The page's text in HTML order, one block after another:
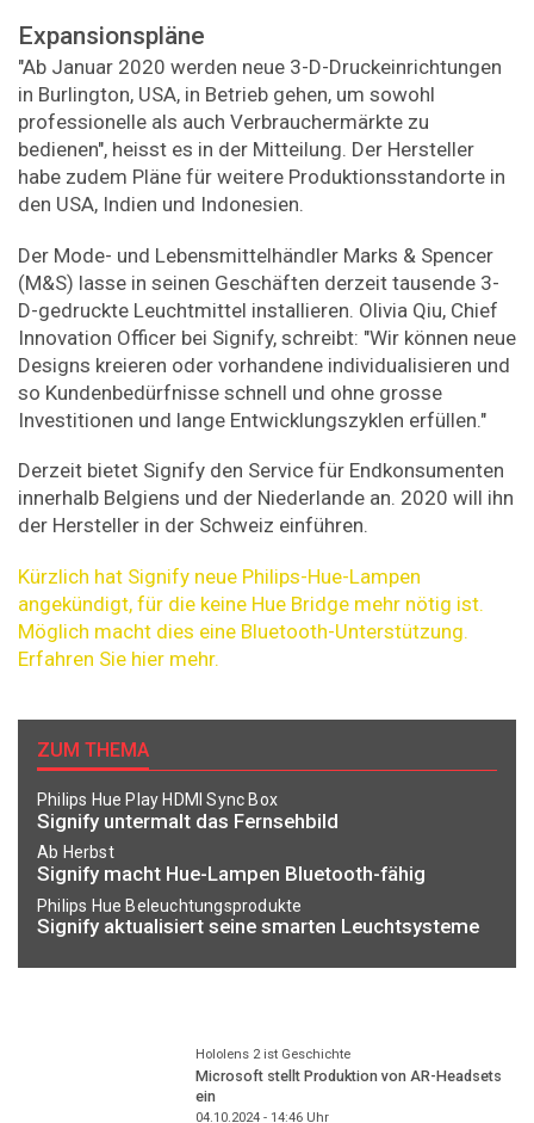
Expansionspläne
"Ab Januar 2020 werden neue 3-D-Druckeinrichtungen
in Burlington, USA, in Betrieb gehen, um sowohl
professionelle als auch Verbrauchermärkte zu
bedienen", heisst es in der Mitteilung. Der Hersteller
habe zudem Pläne für weitere Produktionsstandorte in
den USA, Indien und Indonesien.
Der Mode- und Lebensmittelhändler Marks & Spencer
(M&S) lasse in seinen Geschäften derzeit tausende 3-
D-gedruckte Leuchtmittel installieren. Olivia Qiu, Chief
Innovation Officer bei Signify, schreibt: "Wir können neue
Designs kreieren oder vorhandene individualisieren und
so Kundenbedürfnisse schnell und ohne grosse
Investitionen und lange Entwicklungszyklen erfüllen."
Derzeit bietet Signify den Service für Endkonsumenten
innerhalb Belgiens und der Niederlande an. 2020 will ihn
der Hersteller in der Schweiz einführen.
Kürzlich hat Signify neue Philips-Hue-Lampen
angekündigt, für die keine Hue Bridge mehr nötig ist.
Möglich macht dies eine Bluetooth-Unterstützung.
Erfahren Sie hier mehr.
ZUM THEMA
Philips Hue Play HDMI Sync Box
Signify untermalt das Fernsehbild
Ab Herbst
Signify macht Hue-Lampen Bluetooth-fähig
Philips Hue Beleuchtungsprodukte
Signify aktualisiert seine smarten Leuchtsysteme
Hololens 2 ist Geschichte
Microsoft stellt Produktion von AR-Headsets
ein
04.10.2024 - 14:46Uhr